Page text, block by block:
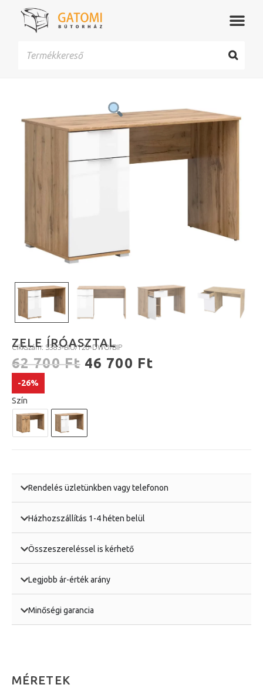
ZELE ÍRÓASZTAL
Cikkszám: S383-BIU/120-DWO/BIP
62 700Ft 46 700 Ft
-26%
Szín
Rendelés üzletünkben vagy telefonon
Házhozszállítás 1-4 héten belül
Összeszereléssel is kérhető
Legjobb ár-érték arány
Minőségi garancia
MÉRETEK